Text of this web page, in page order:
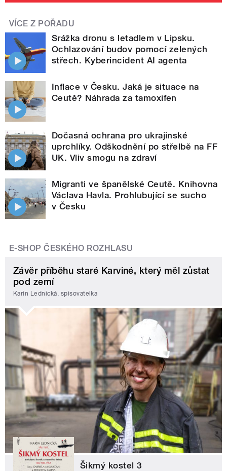
VÍCE Z POŘADU
Srážka dronu s letadlem v Lipsku.
Ochlazování budov pomocí zelených
střech. Kyberincident AI agenta
Inflace v Česku. Jaká je situace na
Ceutě? Náhrada za tamoxifen
Dočasná ochrana pro ukrajinské
uprchlíky. Odškodnění po střelbě na FF
UK. Vliv smogu na zdraví
Migranti ve španělské Ceutě. Knihovna
Václava Havla. Prohlubující se sucho
v Česku
E-SHOP ČESKÉHO ROZHLASU
Závěr příběhu staré Karviné, který měl zůstat
pod zemí
Karin Lednická, spisovatelka
Šikmý kostel 3